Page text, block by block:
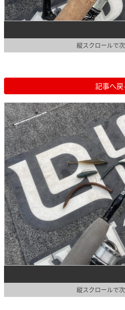
縦スクロールで
記事へ戻
縦スクロールで